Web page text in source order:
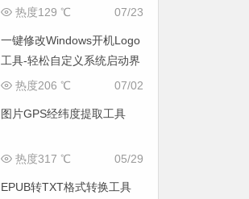
07/23
热度129 ℃
一键修改Windows开机Logo
工具-轻松自定义系统启动界
面
07/02
热度206 ℃
图片GPS经纬度提取工具
05/29
热度317 ℃
EPUB转TXT格式转换工具